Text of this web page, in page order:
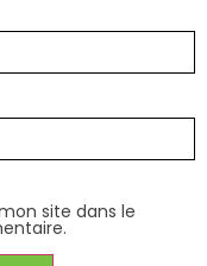
site dans le